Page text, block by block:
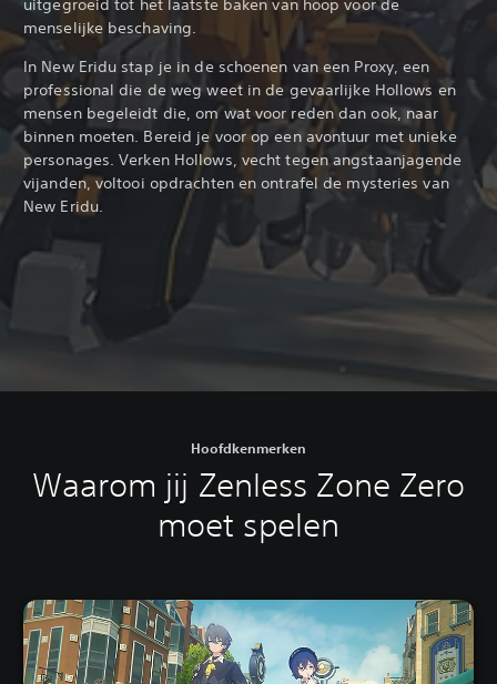
uitgegroeid tot het laatste baken van hoop voor de
menselijke beschaving.
In New Eridu stap je in de schoenen van een Proxy, een
professional die de weg weet in de gevaarlijke Hollows en
mensen begeleidt die, om wat voor reden dan ook, naar
binnen moeten. Bereid je voor op een avontuur met unieke
personages. Verken Hollows, vecht tegen angstaanjagende
vijanden, voltooi opdrachten en ontrafel de mysteries van
New Eridu.
Hoofdkenmerken
Waarom jij Zenless Zone Zero
moet spelen